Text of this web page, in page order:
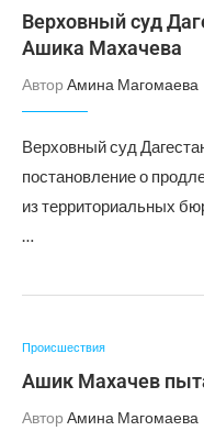
Верховный суд
Ашика Махачева
Автор Амина Магомаева
Верховный суд
постановление о
из территориальных
…
Происшествия
Ашик Махачев
Автор Амина Магомаева